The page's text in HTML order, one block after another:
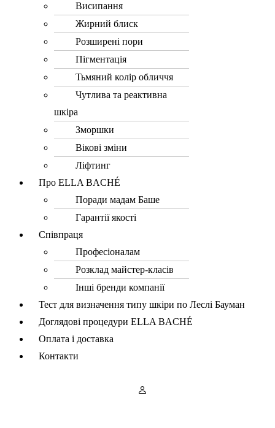
Висипання
Жирний блиск
Розширені пори
Пігментація
Тьмяний колір обличчя
Чутлива та реактивна
шкіра
Зморшки
Вікові зміни
Ліфтинг
Про ELLA BACHÉ
Поради мадам Баше
Гарантії якості
Співпраця
Професіоналам
Розклад майстер-класів
Інші бренди компанії
Тест для визначення типу шкіри по Леслі Бауман
Доглядові процедури ELLA BACHÉ
Оплата і доставка
Контакти